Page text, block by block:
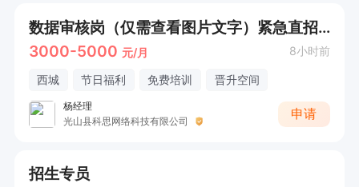
数据审核岗（仅需查看图片文字）紧急直招50人
3000-5000 元/月 8小时前
西城 节日福利 免费培训 晋升空间
杨经理
光山县科思网络科技有限公司
申请
招生专员